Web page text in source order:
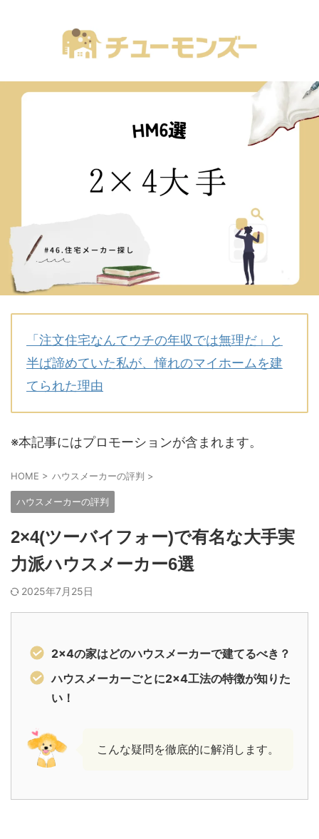
「注文住宅なんてウチの年収では無理だ」と
半ば諦めていた私が、憧れのマイホームを建
てられた理由
※本記事にはプロモーションが含まれます。
HOME > ハウスメーカーの評判 >
ハウスメーカーの評判
2×4(ツーバイフォー)で有名な大手実
力派ハウスメーカー6選
2025年7月25日
2×4の家はどのハウスメーカーで建てるべき？
ハウスメーカーごとに2×4工法の特徴が知りた
い！
こんな疑問を徹底的に解消します。